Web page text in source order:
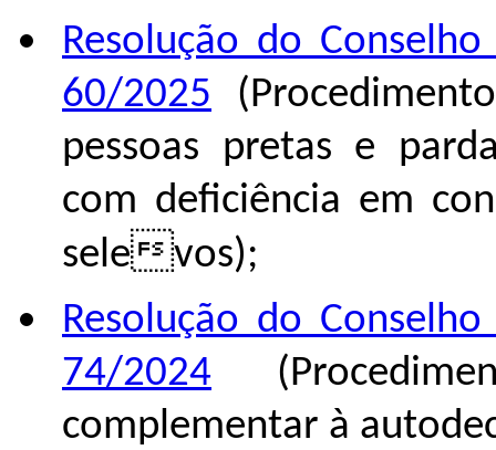
Resolução do
60/2025 (
pessoas pretas e
com deficiência em
selevos);
Resolução do
74/2024
complementar à